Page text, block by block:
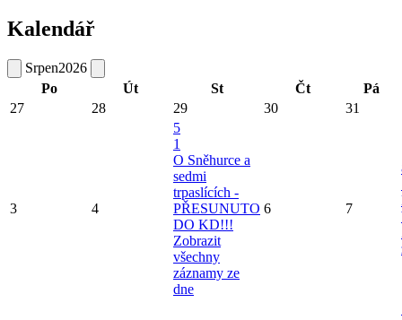
Kalendář
Srpen2026
Po
Út St Čt
Pá
27
28 29 30 31
3 4
5
1
O Sněhurce a
sedmi
trpaslících -
PŘESUNUTO
DO KD!!!
Zobrazit
všechny
záznamy ze
dne
6 7